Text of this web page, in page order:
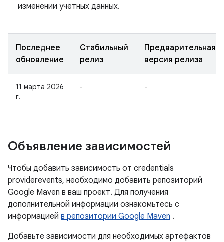
изменении учетных данных.
Последнее
обновление
Стабильный
релиз
Предварительная
версия релиза
11 марта 2026
г.
- -
Объявление зависимостей
Чтобы добавить зависимость от credentials
providerevents, необходимо добавить репозиторий
Google Maven в ваш проект. Для получения
дополнительной информации ознакомьтесь с
информацией в репозитории Google Maven .
Добавьте зависимости для необходимых артефактов